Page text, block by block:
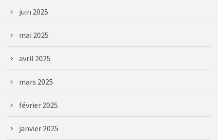
juin 2025
mai 2025
avril 2025
mars 2025
février 2025
janvier 2025